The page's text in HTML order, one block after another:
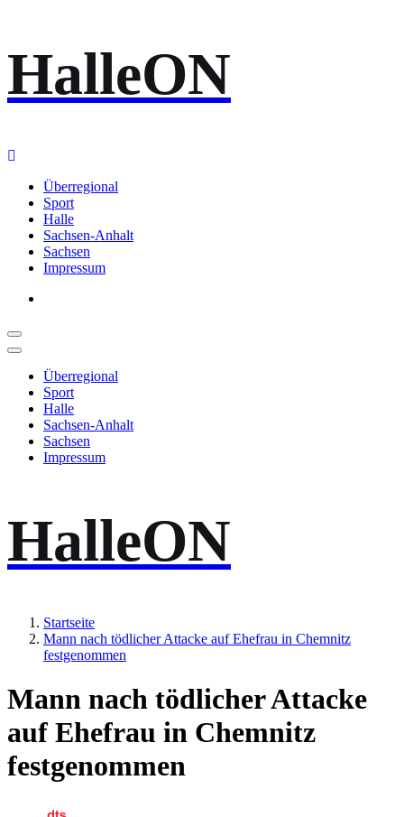
Inhalt
springen
HalleON
Überregional
Sport
Halle
Sachsen-Anhalt
Sachsen
Impressum
Überregional
Sport
Halle
Sachsen-Anhalt
Sachsen
Impressum
HalleON
Startseite
Mann nach tödlicher Attacke auf Ehefrau in Chemnitz
festgenommen
Mann nach tödlicher Attacke
auf Ehefrau in Chemnitz
festgenommen